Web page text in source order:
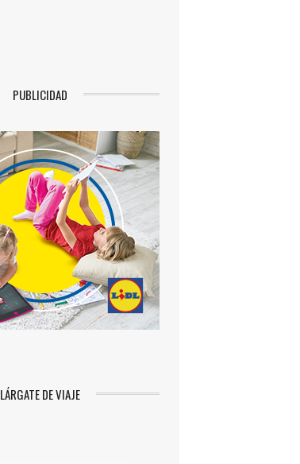
PUBLICIDAD
LÁRGATE DE VIAJE